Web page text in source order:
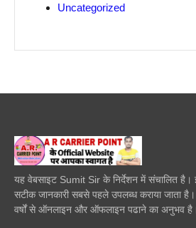
Uncategorized
यह वेबसाइट Sumit Sir के निर्देशन में संचालित
सटीक जानकारी सबसे पहले उपलब्ध कराया जाता
वर्षों से ऑनलाइन और ऑफलाइन पढाने का अनुभव